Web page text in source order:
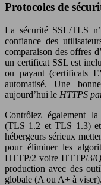
Protocoles de
La sécurité SSL/TLS
confiance des
comparaison des offres
un certificat SSL est
ou payant (certificats
automatisé. Une
aujourd’hui le HTTPS
Contrôlez également
(TLS 1.2 et TLS 1.3) et
hébergeurs sérieux
pour éliminer les
HTTP/2 voire HTTP/3/
production avec des
globale (A ou A+ à viser).